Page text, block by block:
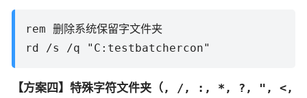
rem 删除系统保留字文件夹
rd /s /q "C:testbatchercon"
【方案四】特殊字符文件夹（, /, :, *, ?, ", <,